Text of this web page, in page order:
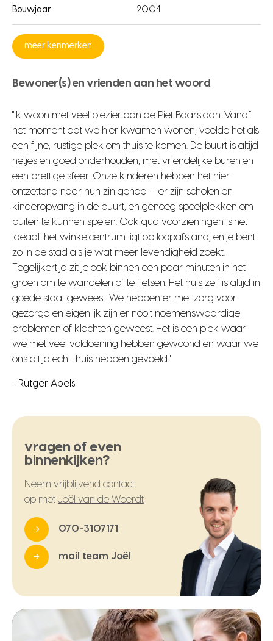
Bouwjaar 2004
meer kenmerken
Bewoner(s) en vrienden aan het woord
"Ik woon met veel plezier aan de Piet Baarslaan. Vanaf
het moment dat we hier kwamen wonen, voelde het als
een fijne, rustige plek om thuis te komen. De buurt is altijd
netjes en goed onderhouden, met vriendelijke buren en
een prettige sfeer. Onze kinderen hebben het hier
ontzettend naar hun zin gehad — er zijn scholen en
kinderopvang in de buurt, en genoeg speelplekken om
buiten te kunnen spelen. Ook qua voorzieningen is het
ideaal: het winkelcentrum ligt op loopafstand, en je bent
zo in de stad als je wat meer levendigheid zoekt.
Tegelijkertijd zit je ook binnen een paar minuten in het
groen om te wandelen of te fietsen. Het huis zelf is altijd in
goede staat geweest. We hebben er met zorg voor
gezorgd en eigenlijk zijn er nooit noemenswaardige
problemen of klachten geweest. Het is een plek waar
we met veel voldoening hebben gewoond en waar we
ons altijd echt thuis hebben gevoeld."
- Rutger Abels
vragen of even
binnenkijken?
Neem vrijblijvend contact
op met Joël van de Weerdt
070-3107171
mail team Joël